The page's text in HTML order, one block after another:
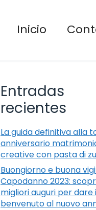
Inicio
Entradas
recientes
La guida definitiva alla
anniversario
creative con pasta di
Buongiorno e buona
Capodanno 2023:
migliori auguri per dare
benvenuto al nuovo